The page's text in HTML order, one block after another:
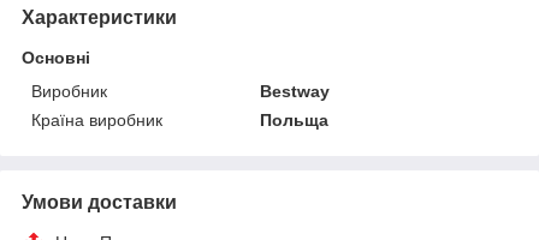
Характеристики
Основні
Виробник
Bestway
Країна виробник
Польща
Умови доставки